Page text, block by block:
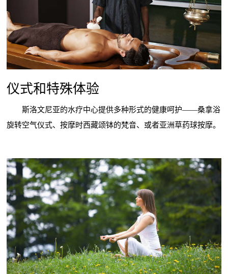
仪式和特殊体验
斯洛文尼亚的水疗中心提供多种形式的健康呵护——桑拿浴
旋转空气仪式、按摩时西藏颂钵的梵音、或者亚洲草药球按摩。